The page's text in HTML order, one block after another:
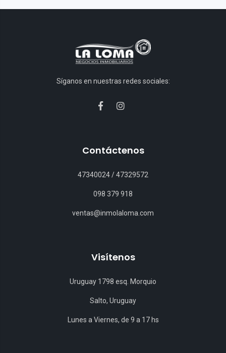
Síganos en nuestras redes sociales:
Contáctenos
47340024/47329572
098 379 918
ventas@inmolaloma.com
Visítenos
Uruguay 1798 esq. Morquio
Salto, Uruguay
Lunes a Viernes, de 9 a 17 hs